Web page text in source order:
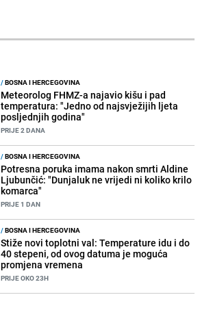
/BOSNA I HERCEGOVINA
Meteorolog FHMZ-a najavio kišu i pad
temperatura: "Jedno od najsvježijih ljeta
posljednjih godina"
PRIJE 2 DANA
/BOSNA I HERCEGOVINA
Potresna poruka imama nakon smrti Aldine
Ljubunčić: "Dunjaluk ne vrijedi ni koliko krilo
komarca"
PRIJE 1 DAN
/BOSNA I HERCEGOVINA
Stiže novi toplotni val: Temperature idu i do
40 stepeni, od ovog datuma je moguća
promjena vremena
PRIJE OKO 23H